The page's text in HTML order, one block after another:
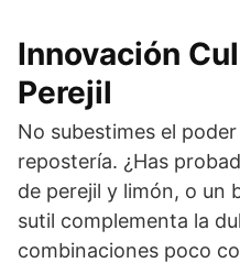
Innovación
Perejil
No subestimes el
repostería. ¿Has
de perejil y limón, o un
sutil complementa la
combinaciones poco